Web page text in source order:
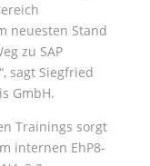
neuesten Stand
zu SAP
sagt Siegfried
GmbH.
Trainings sorgt
internen EhP8-